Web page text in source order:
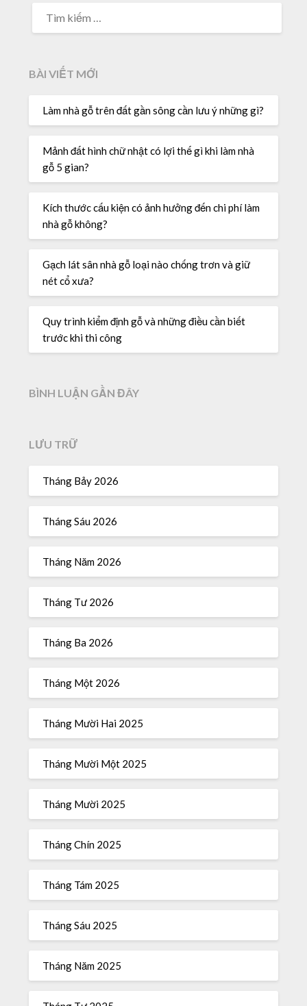
KIẾM
BÀI VIẾT MỚI
Làm nhà gỗ trên đất gần sông cần lưu ý những gì?
Mảnh đất hình chữ nhật có lợi thế gì khi làm nhà
gỗ 5 gian?
Kích thước cấu kiện có ảnh hưởng đến chi phí làm
nhà gỗ không?
Gạch lát sân nhà gỗ loại nào chống trơn và giữ
nét cổ xưa?
Quy trình kiểm định gỗ và những điều cần biết
trước khi thi công
BÌNH LUẬN GẦN ĐÂY
LƯU TRỮ
Tháng Bảy 2026
Tháng Sáu 2026
Tháng Năm 2026
Tháng Tư 2026
Tháng Ba 2026
Tháng Một 2026
Tháng Mười Hai 2025
Tháng Mười Một 2025
Tháng Mười 2025
Tháng Chín 2025
Tháng Tám 2025
Tháng Sáu 2025
Tháng Năm 2025